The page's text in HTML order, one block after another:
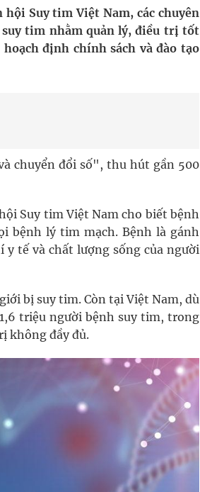
Spp.): Tổng
hội Suy tim Việt Nam, các chuyên
suy tim nhằm quản lý, điều trị tốt
định chính sách và đào tạo
chuyển đổi số", thu hút gần 500
Suy tim Việt Nam cho biết bệnh
bệnh lý tim mạch. Bệnh là gánh
tế và chất lượng sống của người
bị suy tim. Còn tại Việt Nam, dù
triệu người bệnh suy tim, trong
không đầy đủ.